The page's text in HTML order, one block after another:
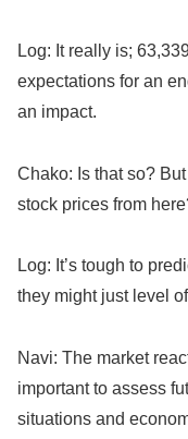
Log: It really is;
expectations for an
an impact.
Chako: Is that so?
stock prices from
Log: It’s tough to
they might just level
Navi: The market
important to assess
situations and